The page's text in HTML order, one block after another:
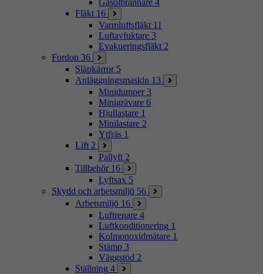
Gasolbrännare 4
Fläkt 16
Varmluftsfläkt 11
Luftavfuktare 3
Evakueringsfläkt 2
Fordon 36
Släpkärror 5
Anläggningsmaskin 13
Minidumper 3
Minigrävare 6
Hjullastare 1
Minilastare 2
Ytfräs 1
Lift 2
Pallyft 2
Tillbehör 16
Lyftsax 5
Skydd och arbetsmiljö 56
Arbetsmiljö 16
Luftrenare 4
Luftkonditionering 1
Kolmonoxidmätare 1
Stämp 3
Väggstöd 2
Ställning 4